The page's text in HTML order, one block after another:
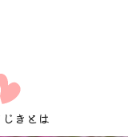
きとは